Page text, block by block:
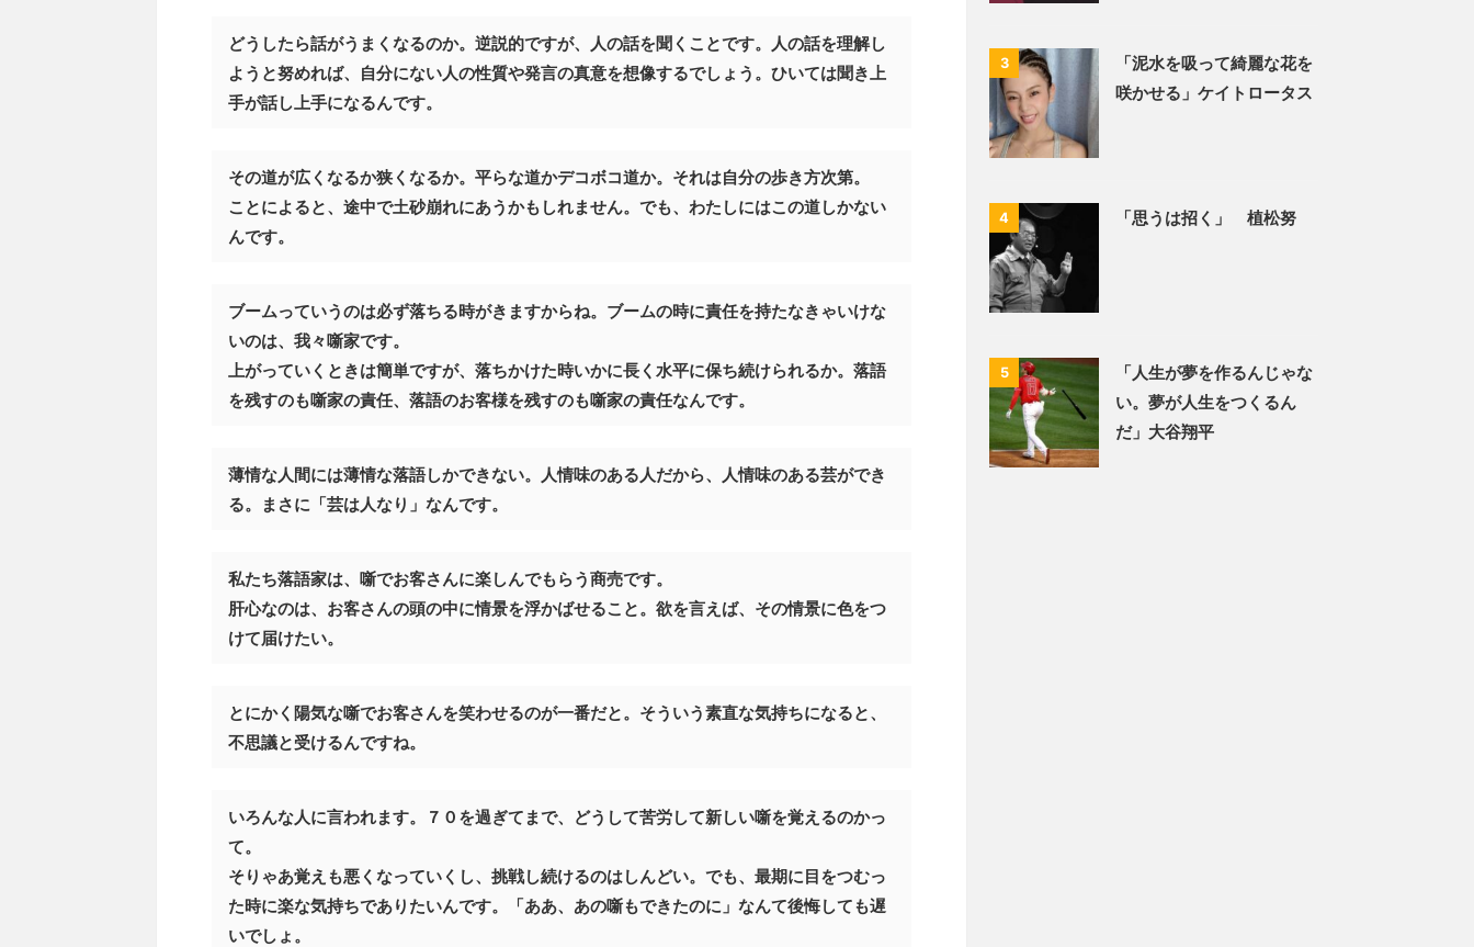
どうしたら話がうまくなるのか。逆説的ですが、人の話を聞くことです。人の話を理解し
ようと努めれば、自分にない人の性質や発言の真意を想像するでしょう。ひいては聞き上
手が話し上手になるんです。
その道が広くなるか狭くなるか。平らな道かデコボコ道か。それは自分の歩き方次第。
ことによると、途中で土砂崩れにあうかもしれません。でも、わたしにはこの道しかない
んです。
ブームっていうのは必ず落ちる時がきますからね。ブームの時に責任を持たなきゃいけな
いのは、我々噺家です。
上がっていくときは簡単ですが、落ちかけた時いかに長く水平に保ち続けられるか。落語
を残すのも噺家の責任、落語のお客様を残すのも噺家の責任なんです。
薄情な人間には薄情な落語しかできない。人情味のある人だから、人情味のある芸ができ
る。まさに「芸は人なり」なんです。
私たち落語家は、噺でお客さんに楽しんでもらう商売です。
肝心なのは、お客さんの頭の中に情景を浮かばせること。欲を言えば、その情景に色をつ
けて届けたい。
とにかく陽気な噺でお客さんを笑わせるのが一番だと。そういう素直な気持ちになると、
不思議と受けるんですね。
いろんな人に言われます。７０を過ぎてまで、どうして苦労して新しい噺を覚えるのかっ
て。
そりゃあ覚えも悪くなっていくし、挑戦し続けるのはしんどい。でも、最期に目をつむっ
た時に楽な気持ちでありたいんです。「ああ、あの噺もできたのに」なんて後悔しても遅
いでしょ。
3
「泥水を吸って綺麗な花を
咲かせる」ケイトロータス
4 「思うは招く」 植松努
5
「人生が夢を作るんじゃな
い。夢が人生をつくるん
だ」大谷翔平